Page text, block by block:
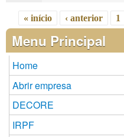
Páginas
« início ‹ anterior 1
Menu Principal
Home
Abrir empresa
DECORE
IRPF